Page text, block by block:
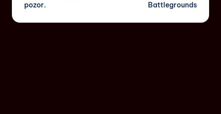
pozor.
Battlegrounds